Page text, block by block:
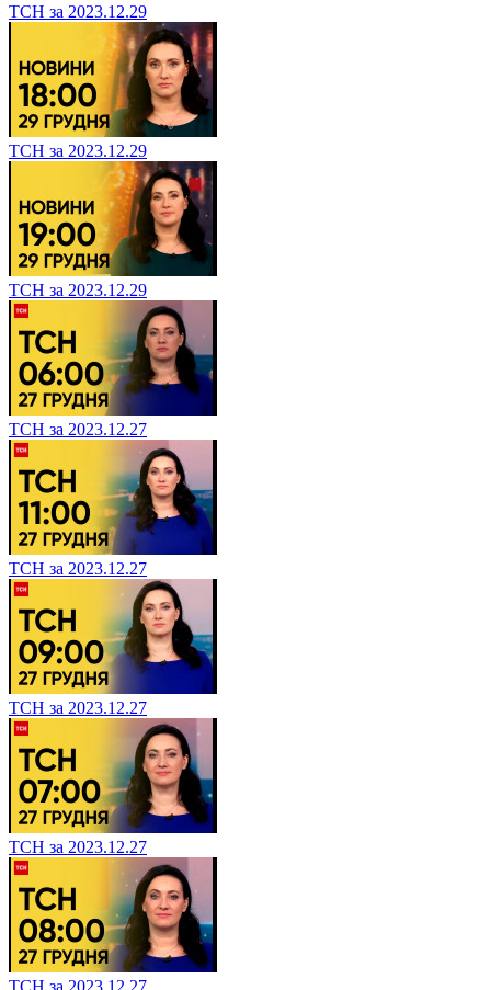
ТСН за 2023.12.29
ТСН за 2023.12.29
ТСН за 2023.12.29
ТСН за 2023.12.27
ТСН за 2023.12.27
ТСН за 2023.12.27
ТСН за 2023.12.27
ТСН за 2023.12.27